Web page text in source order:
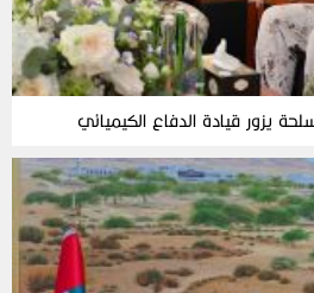
يزور قيادة الدفاع الكيميائي